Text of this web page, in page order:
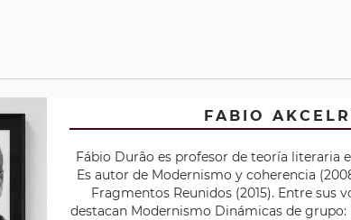
FABIO
Fábio Durão es profesor de teoría literaria
Es autor de Modernismo y coherencia
Fragmentos Reunidos (2015). Entre sus
destacan Modernismo Dinámicas de